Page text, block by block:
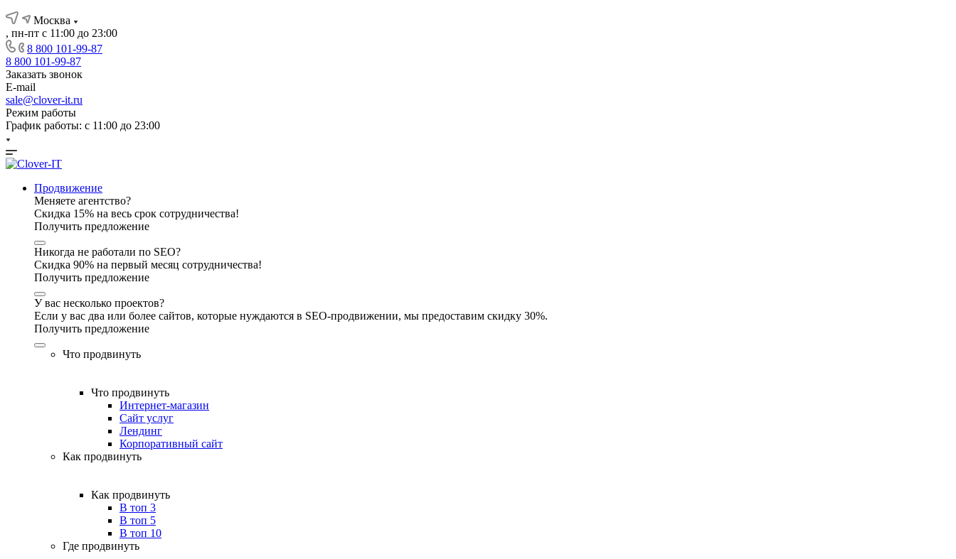
Москва
, пн-пт с 11:00 до 23:00
8 800 101-99-87
8 800 101-99-87
Заказать звонок
E-mail
sale@clover-it.ru
Режим работы
График работы: с 11:00 до 23:00
Продвижение
Меняете агентство?
Скидка 15% на весь срок сотрудничества!
Получить предложение
Никогда не работали по SEO?
Скидка 90% на первый месяц сотрудничества!
Получить предложение
У вас несколько проектов?
Если у вас два или более сайтов, которые нуждаются в SEO-продвижении, мы предоставим скидку 30%.
Получить предложение
Что продвинуть
Что продвинуть
Интернет-магазин
Сайт услуг
Лендинг
Корпоративный сайт
Как продвинуть
Как продвинуть
В топ 3
В топ 5
В топ 10
Где продвинуть